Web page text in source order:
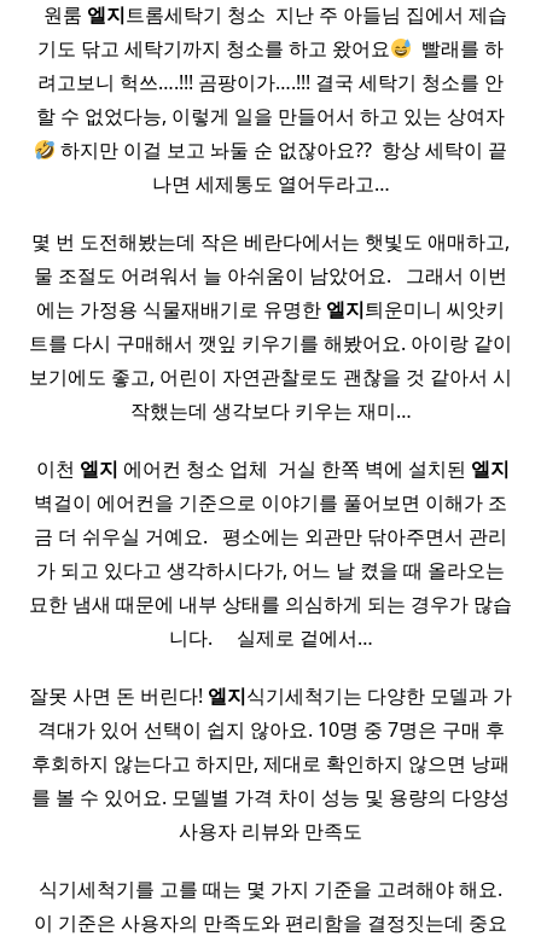
​ ​ 원룸 엘지트롬세탁기 청소 ​ 지난 주 아들님 집에서 제습
기도 닦고 세탁기까지 청소를 하고 왔어요
​ 빨래를 하
려고보니 헉쓰….!!! 곰팡이가….!!! 결국 세탁기 청소를 안
할 수 없었다능, 이렇게 일을 만들어서 하고 있는 상여자
하지만 이걸 보고 놔둘 순 없잖아요?? ​ 항상 세탁이 끝
나면 세제통도 열어두라고…
몇 번 도전해봤는데 작은 베란다에서는 햇빛도 애매하고,
물 조절도 어려워서 늘 아쉬움이 남았어요. ​ ​ 그래서 이번
에는 가정용 식물재배기로 유명한 엘지틔운미니 씨앗키
트를 다시 구매해서 깻잎 키우기를 해봤어요. 아이랑 같이
보기에도 좋고, 어린이 자연관찰로도 괜찮을 것 같아서 시
작했는데 생각보다 키우는 재미…
​ 이천 엘지 에어컨 청소 업체 ​ 거실 한쪽 벽에 설치된 엘지
벽걸이 에어컨을 기준으로 이야기를 풀어보면 이해가 조
금 더 쉬우실 거예요. ​ ​ 평소에는 외관만 닦아주면서 관리
가 되고 있다고 생각하시다가, 어느 날 켰을 때 올라오는
묘한 냄새 때문에 내부 상태를 의심하게 되는 경우가 많습
니다. ​ ​ ​ ​ 실제로 겉에서…
잘못 사면 돈 버린다! 엘지식기세척기는 다양한 모델과 가
격대가 있어 선택이 쉽지 않아요. 10명 중 7명은 구매 후
후회하지 않는다고 하지만, 제대로 확인하지 않으면 낭패
를 볼 수 있어요. 모델별 가격 차이 성능 및 용량의 다양성
사용자 리뷰와 만족도
식기세척기를 고를 때는 몇 가지 기준을 고려해야 해요.
이 기준은 사용자의 만족도와 편리함을 결정짓는데 중요